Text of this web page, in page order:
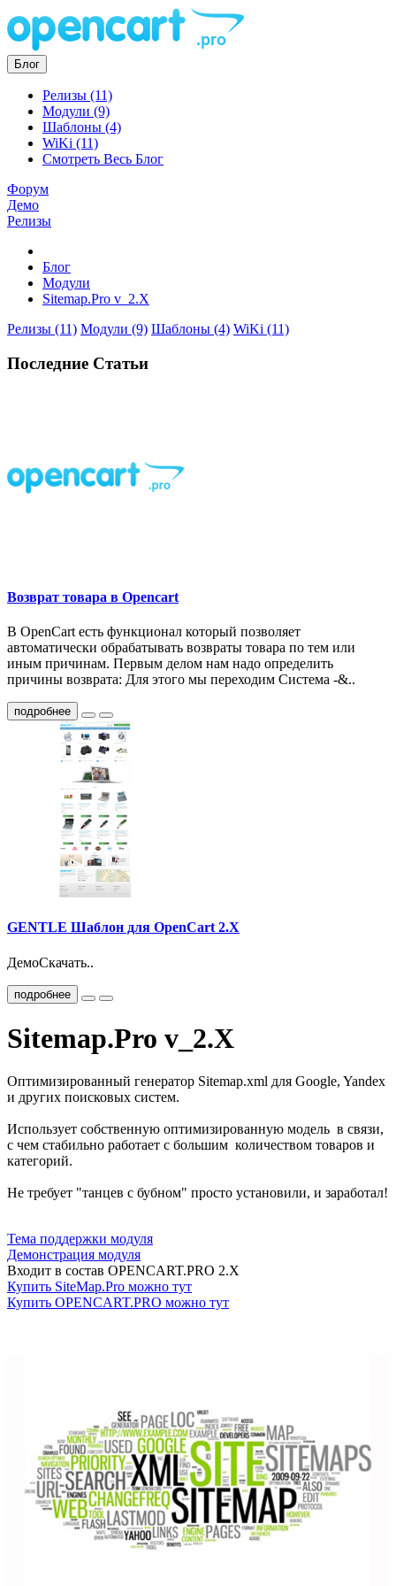
Блог
Релизы (11)
Модули (9)
Шаблоны (4)
WiKi (11)
Смотреть Весь Блог
Форум
Демо
Релизы
Блог
Модули
Sitemap.Pro v_2.X
Релизы (11) Модули (9) Шаблоны (4) WiKi (11)
Последние Статьи
Возврат товара в Opencart
В OpenCart есть функционал который позволяет
автоматически обрабатывать возвраты товара по тем или
иным причинам. Первым делом нам надо определить
причины возврата: Для этого мы переходим Система -&..
подробнее
GENTLE Шаблон для OpenCart 2.X
ДемоСкачать..
подробнее
Sitemap.Pro v_2.X
Оптимизированный генератор Sitemap.xml для Google, Yandex
и других поисковых систем.
Использует собственную оптимизированную модель в связи,
с чем стабильно работает с большим количеством товаров и
категорий.
Не требует "танцев с бубном" просто установили, и заработал!
Тема поддержки модуля
Демонстрация модуля
Входит в состав OPENCART.PRO 2.X
Купить SiteMap.Pro можно тут
Купить OPENCART.PRO можно тут